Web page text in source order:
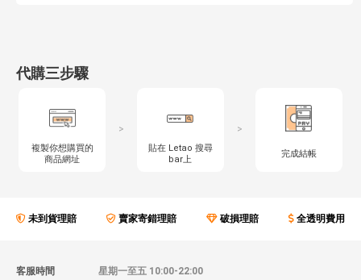
代購三步驟
複製你想購買的
商品網址
>
貼在 Letao 搜尋
bar上
>
完成結帳
未到貨理賠 賣家寄錯理賠 破損理賠 全透明費用
客服時間
星期一至五 10:00-22:00